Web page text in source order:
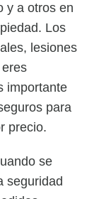
y a otros en
Los
lesiones
importante
para
precio.
se
seguridad